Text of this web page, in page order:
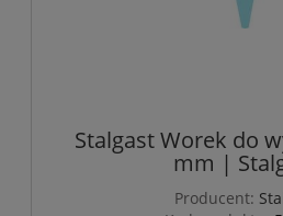
Stalgast Worek do
mm |
Producent: